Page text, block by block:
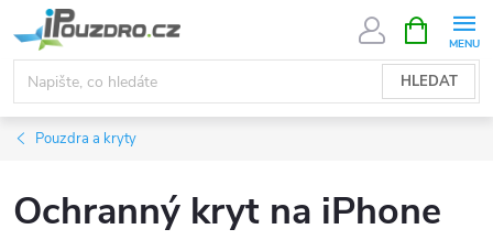
na
obsah
HLEDAT
NÁKUPNÍ
KOŠÍK
Pouzdra a kryty
Ochranný kryt na iPhone